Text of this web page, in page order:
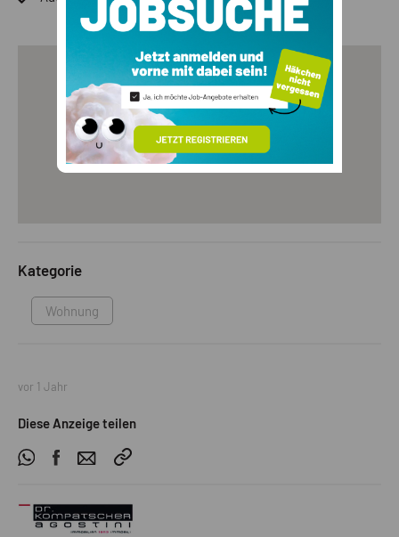
Kategorie
Wohnung
vor 1 Jahr
Diese Anzeige teilen